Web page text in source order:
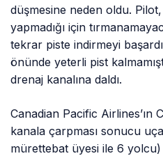
düşmesine neden oldu.
yapmadığı için
tekrar piste indirmeyi
önünde yeterli pist
drenaj kanalına daldı.
Canadian Pacific Airlines’ın
kanala çarpması sonucu
mürettebat üyesi ile 6